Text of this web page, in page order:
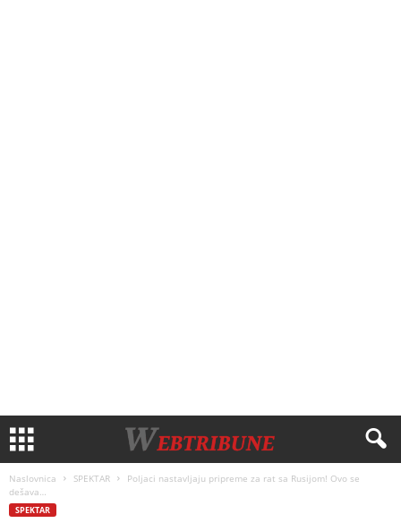
Naslovnica SPEKTAR
Poljaci nastavljaju pripreme za rat sa Rusijom! Ovo se
dešava…
SPEKTAR